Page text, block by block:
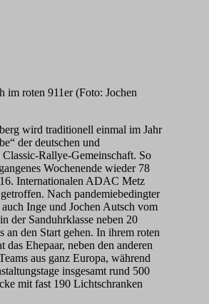
im roten 911er (Foto: Jochen
wird traditionell einmal im Jahr
der deutschen und
Rallye-Gemeinschaft. So
Wochenende wieder 78
Internationalen ADAC Metz
Nach pandemiebedingter
auch Inge und Jochen Autsch vom
der Sanduhrklasse neben 20
an den Start gehen. In ihrem roten
das Ehepaar, neben den anderen
aus ganz Europa, während
insgesamt rund 500
mit fast 190 Lichtschranken